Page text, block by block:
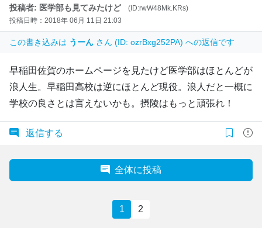
投稿者: 医学部も見てみたけど
(ID:rwW48Mk.KRs)
投稿日時：2018年 06月 11日 21:03
この書き込みは うーん さん (ID: ozrBxg252PA) への返信です
早稲田佐賀のホームページを見たけど医学部はほとんどが
浪人生。早稲田高校は逆にほとんど現役。浪人だと一概に
学校の良さとは言えないかも。摂陵はもっと頑張れ！
返信する
全体に投稿
1 2